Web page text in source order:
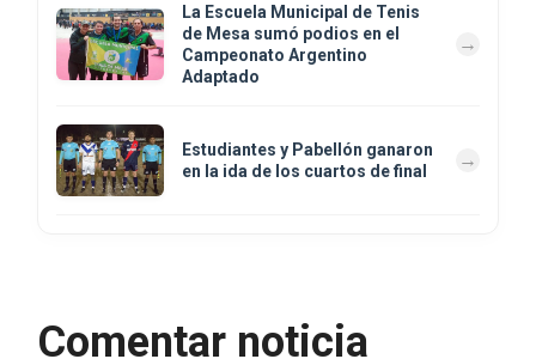
La Escuela Municipal de Tenis
de Mesa sumó podios en el
Campeonato Argentino
Adaptado
Estudiantes y Pabellón ganaron
en la ida de los cuartos de final
Comentar noticia